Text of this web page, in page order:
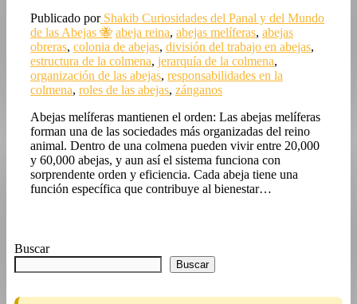
Publicado porShakib Curiosidades del Panal y del Mundo
de las Abejas 🐝 abeja reina, abejas melíferas, abejas
obreras, colonia de abejas, división del trabajo en abejas,
estructura de la colmena, jerarquía de la colmena,
organización de las abejas, responsabilidades en la
colmena, roles de las abejas, zánganos
Abejas melíferas mantienen el orden: Las abejas melíferas
forman una de las sociedades más organizadas del reino
animal. Dentro de una colmena pueden vivir entre 20,000
y 60,000 abejas, y aun así el sistema funciona con
sorprendente orden y eficiencia. Cada abeja tiene una
función específica que contribuye al bienestar…
Buscar
Buscar